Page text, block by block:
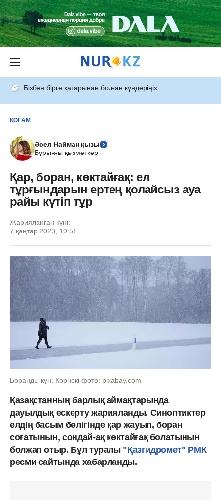
Бізбен бірге қатарынан болған күндеріңіз
ҚОҒАМ
Әсел Найман қызы
Бұрынғы қызметкер
Қар, боран, көктайғақ: ел
тұрғындарын ертең қолайсыз ауа
райы күтіп тұр
Жарияланған күні:
7 қаңтар 2023, 19:51
Боранды күн. Көрнекі фото: pixabay.com
Қазақстанның барлық аймақтарында
дауылдық ескерту жарияланды. Синоптиктер
елдің басым бөлігінде қар жауып, боран
соғатынын, сондай-ақ көктайғақ болатынын
болжап отыр. Бұл туралы "Қазгидромет" РМК
ресми сайтында хабарланды.